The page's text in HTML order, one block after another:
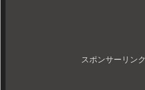
スポンサーリンク